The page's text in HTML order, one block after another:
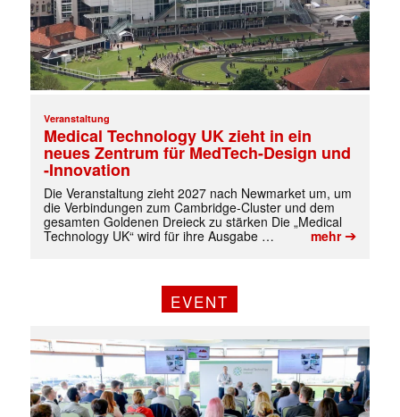
Veranstaltung
Medical Technology UK zieht in ein
neues Zentrum für MedTech-Design und
-Innovation
Die Veranstaltung zieht 2027 nach Newmarket um, um
die Verbindungen zum Cambridge-Cluster und dem
gesamten Goldenen Dreieck zu stärken Die „Medical
Technology UK“ wird für ihre Ausgabe …
mehr➔
EVENT